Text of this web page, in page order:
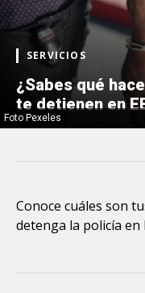
Foto Pexeles
SERVICIOS
¿Sabes qué
te detienen en
Conoce cuáles son
detenga la policía en